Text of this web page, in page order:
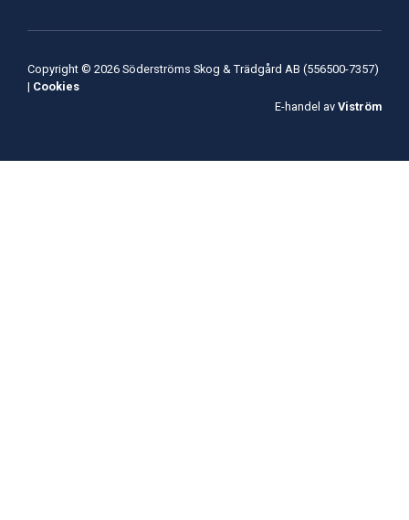
Copyright © 2026 Söderströms Skog & Trädgård AB (556500-7357)
| Cookies
E-handel av Viström